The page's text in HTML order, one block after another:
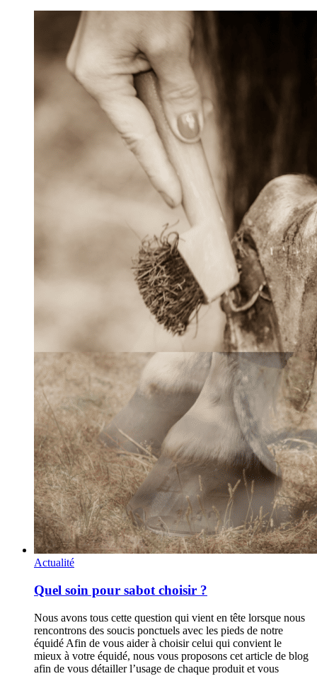
Actualité
Quel soin pour sabot choisir ?
Nous avons tous cette question qui vient en tête lorsque nous
rencontrons des soucis ponctuels avec les pieds de notre
équidé Afin de vous aider à choisir celui qui convient le
mieux à votre équidé, nous vous proposons cet article de blog
afin de vous détailler l’usage de chaque produit et vous